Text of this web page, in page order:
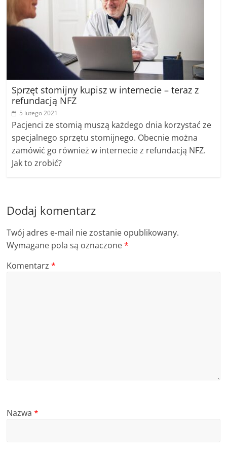
Sprzęt stomijny kupisz w internecie – teraz z
refundacją NFZ
5 lutego 2021
Pacjenci ze stomią muszą każdego dnia korzystać ze
specjalnego sprzętu stomijnego. Obecnie można
zamówić go również w internecie z refundacją NFZ.
Jak to zrobić?
Dodaj komentarz
Twój adres e-mail nie zostanie opublikowany.
Wymagane pola są oznaczone*
Komentarz*
Nazwa*